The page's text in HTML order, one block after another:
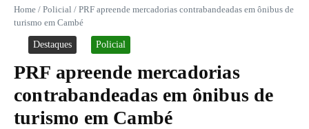
Home / Policial / PRF apreende mercadorias contrabandeadas em ônibus de
turismo em Cambé
Destaques Policial
PRF apreende mercadorias
contrabandeadas em ônibus de
turismo em Cambé